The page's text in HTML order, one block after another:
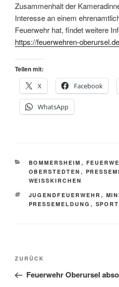
Zusammenhalt der
Interesse an einem
Feuerwehr hat, findet weitere
https://feuerwehren-oberursel.de
Teilen mit:
X
Facebook
WhatsApp
KATEGORIEN
BOMMERSHEIM ,
OBERSTEDTEN ,
WEISSKIRCHEN
SCHLAGWÖRTER
JUGENDFEUERWEHR ,
PRESSEMELDUNG , SPORT
Beitragsnavigation
Vorheriger
Beitrag
ZURÜCK
Feuerwehr Oberursel